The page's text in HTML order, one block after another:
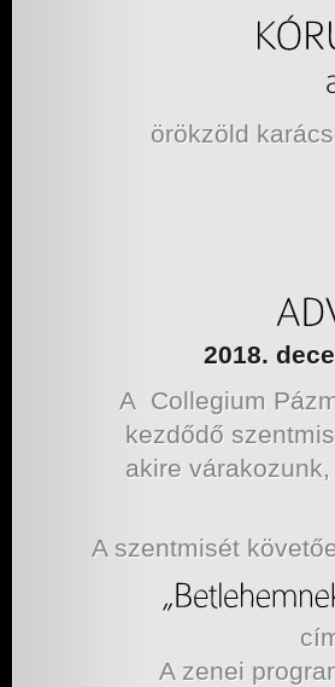
örökzöld
2018.
A Collegium
kezdődő
akire
A szentmisét
A zenei